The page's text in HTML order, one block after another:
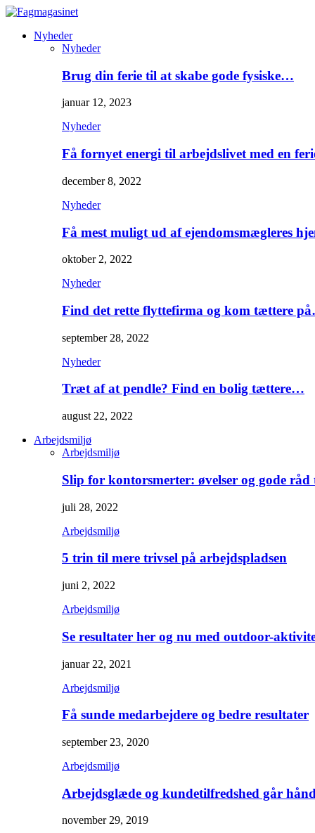
Nyheder
Nyheder
Brug din ferie til at skabe gode fysiske…
januar 12, 2023
Nyheder
Få fornyet energi til arbejdslivet med en
december 8, 2022
Nyheder
Få mest muligt ud af ejendomsmægleres
oktober 2, 2022
Nyheder
Find det rette flyttefirma og kom tættere
september 28, 2022
Nyheder
Træt af at pendle? Find en bolig tættere…
august 22, 2022
Arbejdsmiljø
Arbejdsmiljø
Slip for kontorsmerter: øvelser og gode
juli 28, 2022
Arbejdsmiljø
5 trin til mere trivsel på arbejdspladsen
juni 2, 2022
Arbejdsmiljø
Se resultater her og nu med outdoor-
januar 22, 2021
Arbejdsmiljø
Få sunde medarbejdere og bedre resultater
september 23, 2020
Arbejdsmiljø
Arbejdsglæde og kundetilfredshed går
november 29, 2019